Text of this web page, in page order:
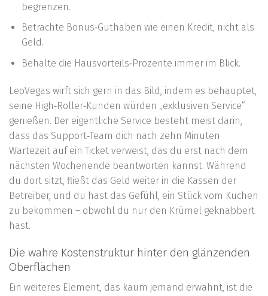
begrenzen.
Betrachte Bonus‑Guthaben wie einen Kredit, nicht als
Geld.
Behalte die Hausvorteils‑Prozente immer im Blick.
LeoVegas wirft sich gern in das Bild, indem es behauptet,
seine High‑Roller‑Kunden würden „exklusiven Service“
genießen. Der eigentliche Service besteht meist darin,
dass das Support‑Team dich nach zehn Minuten
Wartezeit auf ein Ticket verweist, das du erst nach dem
nächsten Wochenende beantworten kannst. Während
du dort sitzt, fließt das Geld weiter in die Kassen der
Betreiber, und du hast das Gefühl, ein Stück vom Kuchen
zu bekommen – obwohl du nur den Krümel geknabbert
hast.
Die wahre Kostenstruktur hinter den glänzenden
Oberflächen
Ein weiteres Element, das kaum jemand erwähnt, ist die